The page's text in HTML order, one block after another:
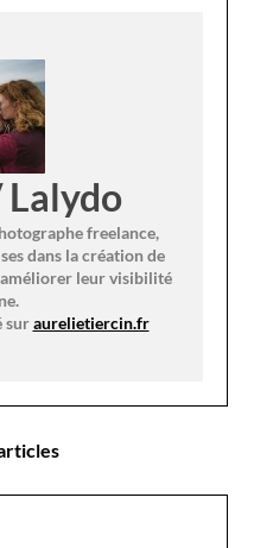
freelance,
dans la création de
améliorer leur visibilité
suraurelietiercin.fr